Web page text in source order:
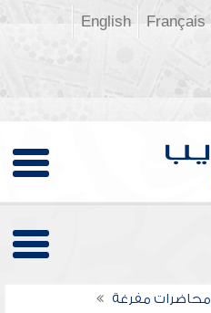
Français
English
محاضرات مفرغة